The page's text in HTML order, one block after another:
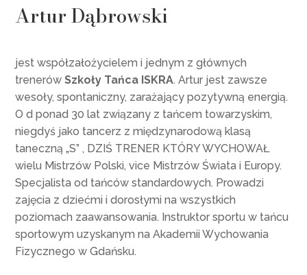
Artur Dąbrowski
jest współzałożycielem i jednym z głównych
trenerówSzkoły Tańca ISKRA. Artur jest zawsze
wesoły, spontaniczny, zarażający pozytywną energią.
O d ponad 30 lat związany z tańcem towarzyskim,
niegdyś jako tancerz z międzynarodową klasą
taneczną „S” , DZIŚ TRENER KTÓRY WYCHOWAŁ
wielu Mistrzów Polski, vice Mistrzów Świata i Europy.
Specjalista od tańców standardowych. Prowadzi
zajęcia z dziećmi i dorosłymi na wszystkich
poziomach zaawansowania. Instruktor sportu w tańcu
sportowym uzyskanym na Akademii Wychowania
Fizycznego w Gdańsku.